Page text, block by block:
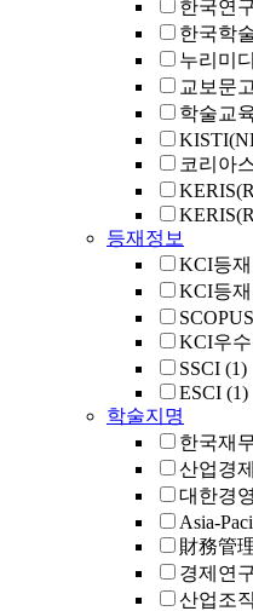
한국연
한국학
누리미
교보문
학술교
코리아
등재정보
KCI등재
KCI등재
SCOPUS
KCI우수
SSCI (1)
ESCI (1)
학술지명
한국재
산업경
대한경
Asia-
財務管
경제연
산업조